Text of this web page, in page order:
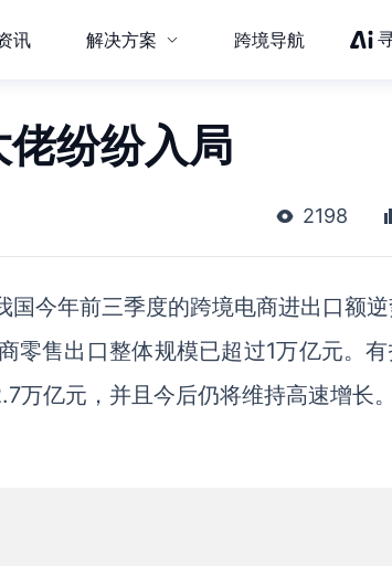
讯 解决方案 跨境导航
纷纷入局
2198
今年前三季度的跨境电商进出口额
零售出口整体规模已超过1万亿元。
万亿元，并且今后仍将维持高速增长